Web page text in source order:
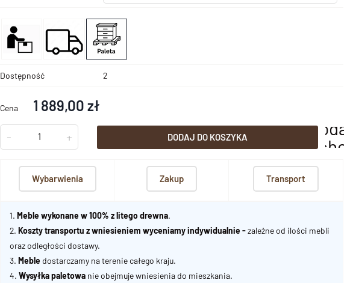
Dostępność 2
Cena 1 889,00 zł
- + DODAJ DO KOSZYKA
dodaj
Wybarwienia Zakup Transport
1.Meble wykonane w 100% z litego drewna.
2.Koszty transportu z wniesieniem wyceniamy indywidualnie -zależne od ilości mebli
oraz odległości dostawy.
3.Meble dostarczamy na terenie całego kraju.
4.Wysyłka paletowa nie obejmuje wniesienia do mieszkania.